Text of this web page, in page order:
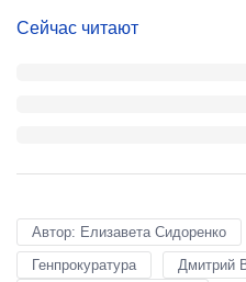
Сейчас читают
Автор: Елизавета Сидоренко
Генпрокуратура
Дмитрий